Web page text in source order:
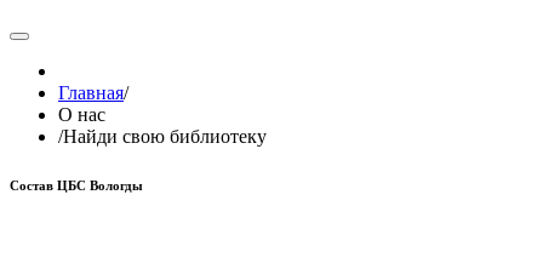
Главная/
О нас
/Найди свою библиотеку
Состав ЦБС Вологды